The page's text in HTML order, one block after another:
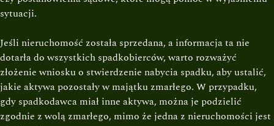
sytuacji.
Jeśli nieruchomość została sprzedana, a informacja ta nie
dotarła do wszystkich spadkobierców, warto rozważyć
złożenie wniosku o stwierdzenie nabycia spadku, aby ustalić,
jakie aktywa pozostały w majątku zmarłego. W przypadku,
gdy spadkodawca miał inne aktywa, można je podzielić
zgodnie z wolą zmarłego, mimo że jedna z nieruchomości jest